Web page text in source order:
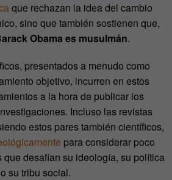
que rechazan la idea del cambio
sino que también sostienen que,
Obama es musulmán.
presentados a menudo como
objetivo, incurren en estos
a la hora de publicar los
Incluso las revistas
estos pares también científicos,
para considerar poco
que desafían su ideología, su política
o su tribu social.